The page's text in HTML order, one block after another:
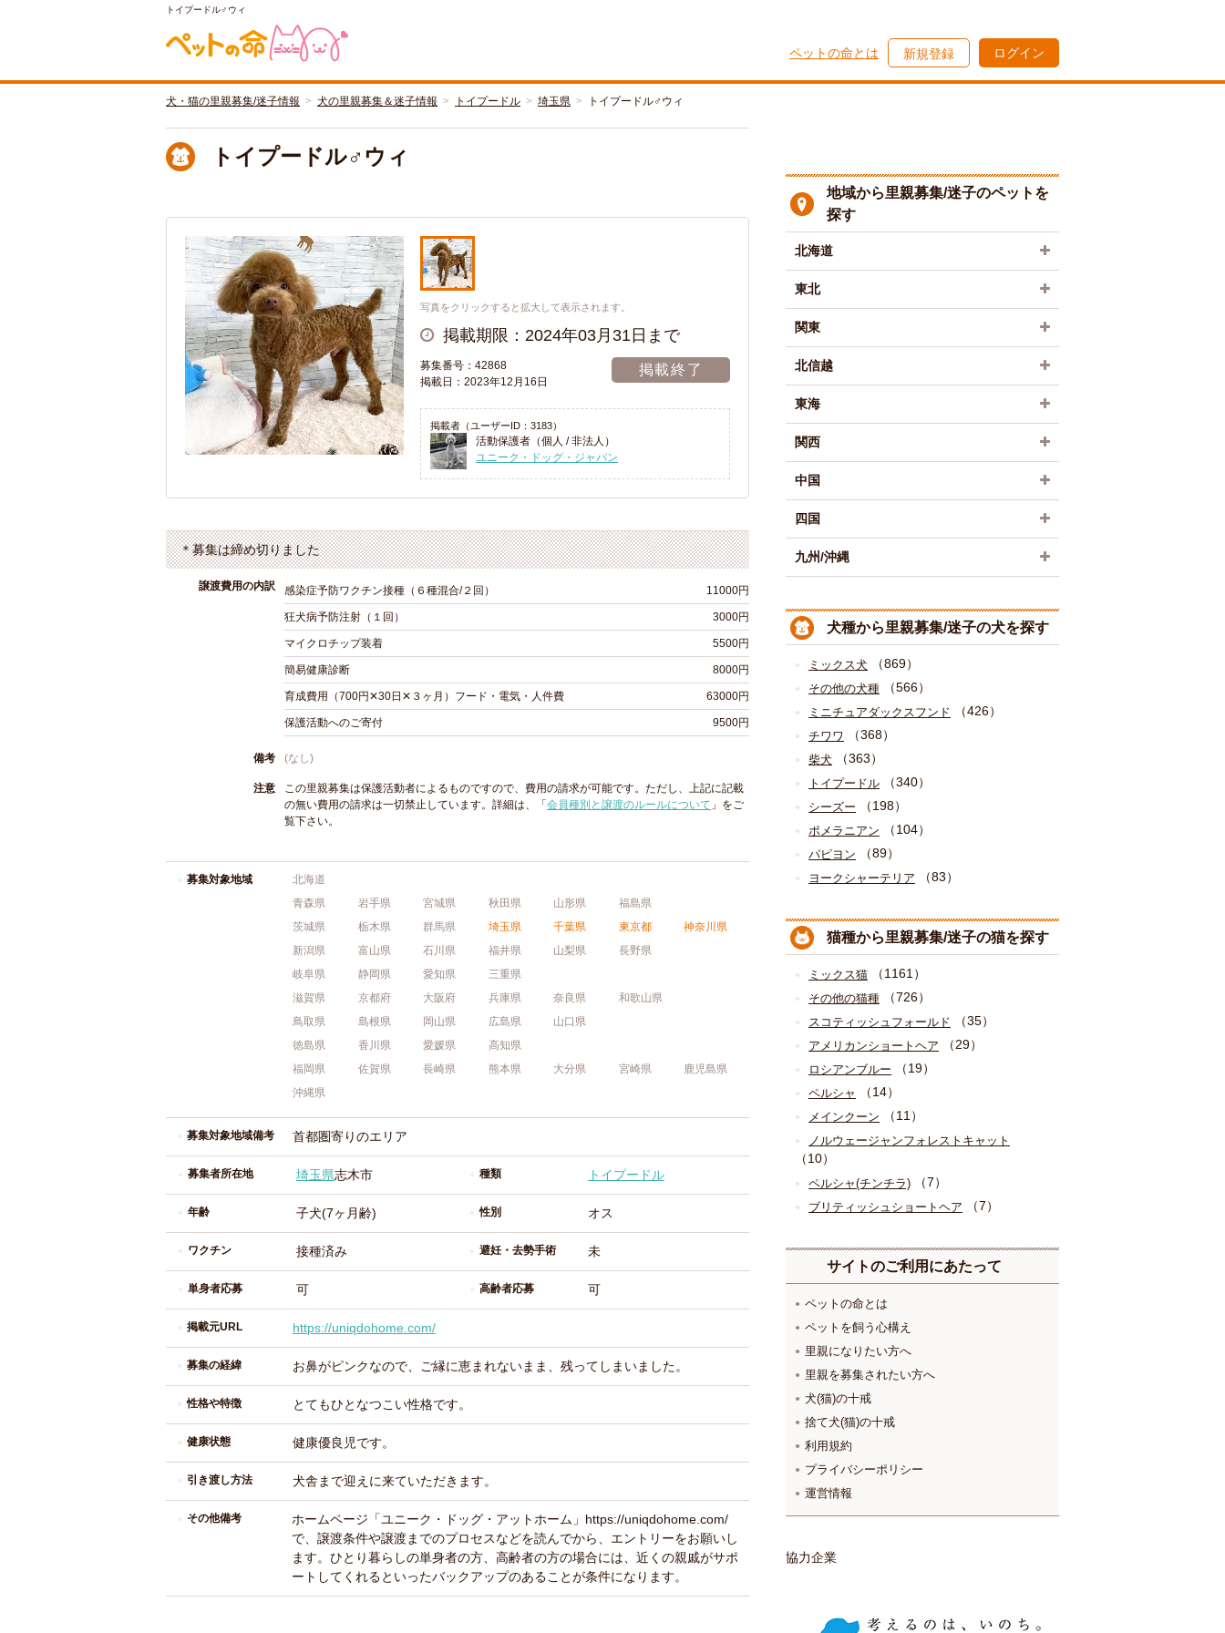
トイプードル♂ウィ
ペットの命とは 新規登録 ログイン
犬・猫の里親募集/迷子情報 犬の里親募集＆迷子情報 トイプードル 埼玉県 トイプードル♂ウィ
トイプードル♂ウィ
写真をクリックすると拡大して表示されます。
掲載期限：2024年03月31日まで
募集番号：42868
掲載日：2023年12月16日
掲載終了
掲載者（ユーザーID：3183）
活動保護者（個人 / 非法人）
ユニーク・ドッグ・ジャパン
＊募集は締め切りました
譲渡費用の内訳 感染症予防ワクチン接種（６種混合/２回） 11000円
狂犬病予防注射（１回） 3000円
マイクロチップ装着 5500円
簡易健康診断 8000円
育成費用（700円✕30日✕３ヶ月）フード・電気・人件費 63000円
保護活動へのご寄付 9500円
備考 (なし)
注意
この里親募集は保護活動者によるものですので、費用の請求が可能です。ただし、上記に記載
の無い費用の請求は一切禁止しています。詳細は、「 会員種別と譲渡のルールについて 」をご
覧下さい。
募集対象地域
北海道
青森県
岩手県 宮城県 秋田県 山形県
福島県
茨城県
栃木県 群馬県 埼玉県 千葉県 東京都
神奈川県
新潟県
富山県 石川県 福井県 山梨県
長野県
岐阜県
静岡県 愛知県
三重県
滋賀県
京都府 大阪府 兵庫県 奈良県
和歌山県
鳥取県
島根県 岡山県 広島県
山口県
徳島県
香川県 愛媛県
高知県
福岡県
佐賀県 長崎県 熊本県 大分県 宮崎県
鹿児島県
沖縄県
募集対象地域備考 首都圏寄りのエリア
募集者所在地 埼玉県志木市 種類 トイプードル
年齢 子犬(7ヶ月齢) 性別 オス
ワクチン 接種済み 避妊・去勢手術 未
単身者応募 可 高齢者応募 可
掲載元URL https://uniqdohome.com/
募集の経緯 お鼻がピンクなので、ご縁に恵まれないまま、残ってしまいました。
性格や特徴 とてもひとなつこい性格です。
健康状態 健康優良児です。
引き渡し方法 犬舎まで迎えに来ていただきます。
その他備考
ホームページ「ユニーク・ドッグ・アットホーム」https://uniqdohome.com/
で、譲渡条件や譲渡までのプロセスなどを読んでから、エントリーをお願いし
ます。ひとり暮らしの単身者の方、高齢者の方の場合には、近くの親戚がサポ
ートしてくれるといったバックアップのあることが条件になります。
地域から里親募集/迷子のペットを
探す
北海道
東北
関東
北信越
東海
関西
中国
四国
九州/沖縄
犬種から里親募集/迷子の犬を探す
ミックス犬 （869）
その他の犬種 （566）
ミニチュアダックスフンド （426）
チワワ （368）
柴犬 （363）
トイプードル （340）
シーズー （198）
ポメラニアン （104）
パピヨン （89）
ヨークシャーテリア （83）
猫種から里親募集/迷子の猫を探す
ミックス猫 （1161）
その他の猫種 （726）
スコティッシュフォールド （35）
アメリカンショートヘア （29）
ロシアンブルー （19）
ペルシャ （14）
メインクーン （11）
ノルウェージャンフォレストキャット
（10）
ペルシャ(チンチラ) （7）
ブリティッシュショートヘア （7）
サイトのご利用にあたって
ペットの命とは
ペットを飼う心構え
里親になりたい方へ
里親を募集されたい方へ
犬(猫)の十戒
捨て犬(猫)の十戒
利用規約
プライバシーポリシー
運営情報
協力企業